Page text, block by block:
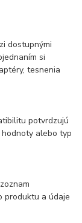
dostupnými
si
tesnenia
potvrdzujú
hodnoty alebo typ
produktu a údaje